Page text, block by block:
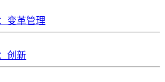
变革管理
创新